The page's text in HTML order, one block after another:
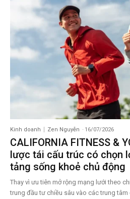
Kinh doanh Zen Nguyễn - 16/07/2026
CALIFORNIA FITNESS &
lược tái cấu trúc có chọn
tảng sống khoẻ chủ động
Thay vì ưu tiên mở rộng mạng lưới theo
trung đầu tư chiều sâu vào các trung